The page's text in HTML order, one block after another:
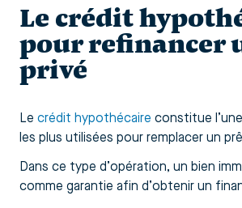
Le crédit
pour refinancer
privé
Le crédit hypothécaire constitue
les plus utilisées pour remplacer un
Dans ce type d’opération, un bien
comme garantie afin d’obtenir un